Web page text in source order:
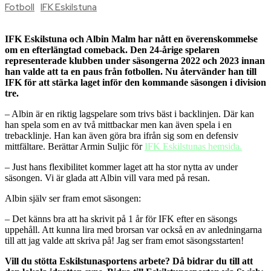
Fotboll IFK Eskilstuna
IFK Eskilstuna och Albin Malm har nått en överenskommelse
om en efterlängtad comeback. Den 24-årige spelaren
representerade klubben under säsongerna 2022 och 2023 innan
han valde att ta en paus från fotbollen. Nu återvänder han till
IFK för att stärka laget inför den kommande säsongen i division
tre.
– Albin är en riktig lagspelare som trivs bäst i backlinjen. Där kan
han spela som en av två mittbackar men kan även spela i en
trebacklinje. Han kan även göra bra ifrån sig som en defensiv
mittfältare. Berättar Armin Suljic för IFK Eskilstunas hemsida.
– Just hans flexibilitet kommer laget att ha stor nytta av under
säsongen. Vi är glada att Albin vill vara med på resan.
Albin själv ser fram emot säsongen:
– Det känns bra att ha skrivit på 1 år för IFK efter en säsongs
uppehåll. Att kunna lira med brorsan var också en av anledningarna
till att jag valde att skriva på! Jag ser fram emot säsongsstarten!
Vill du stötta Eskilstunasportens arbete? Då bidrar du till att